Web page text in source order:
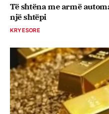
Të shtëna me armë
një shtëpi
KRYESORE